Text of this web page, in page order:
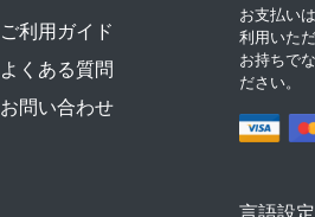
ご利用ガイド
よくある質問
お問い合わせ
お支払い
利用いた
お持ちで
ださい。
言語設定